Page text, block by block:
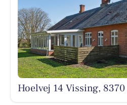
Hoelvej 14 Vissing,